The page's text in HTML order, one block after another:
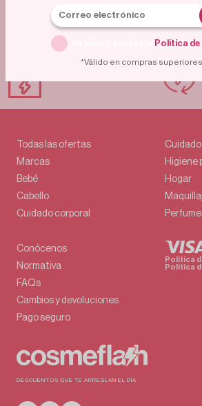
ENTREGA RÁPIDA
DESCUENTOS QUE TE ARREGLAN EL DÍA
Conócenos
Normativa
FAQs
Cambios y devoluciones
Pago seguro
Todas las ofertas
Marcas
Bebé
Cabello
Cuidado corporal
Cuidado
Higiene
Hogar
Política
Política
Política de
*Válido en compras superiores